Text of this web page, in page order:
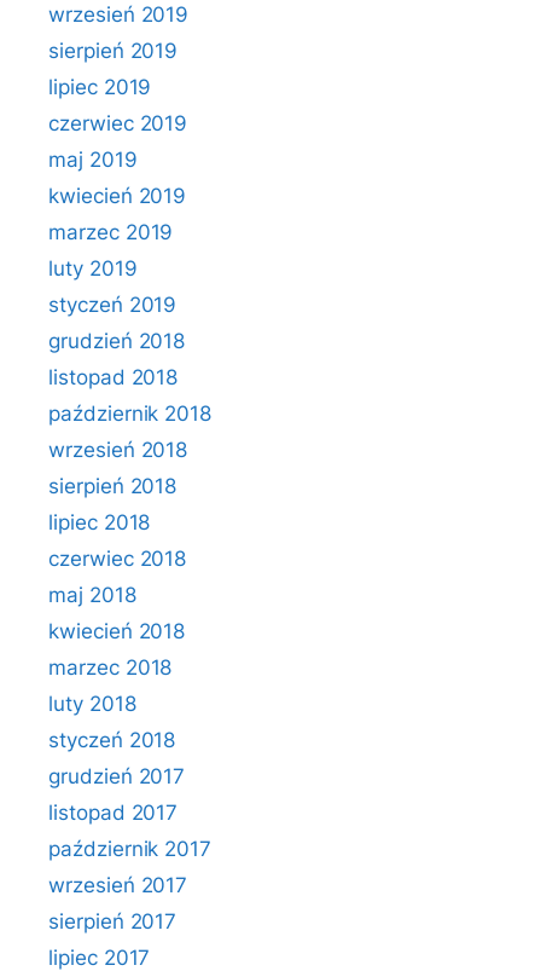
wrzesień 2019
sierpień 2019
lipiec 2019
czerwiec 2019
maj 2019
kwiecień 2019
marzec 2019
luty 2019
styczeń 2019
grudzień 2018
listopad 2018
październik 2018
wrzesień 2018
sierpień 2018
lipiec 2018
czerwiec 2018
maj 2018
kwiecień 2018
marzec 2018
luty 2018
styczeń 2018
grudzień 2017
listopad 2017
październik 2017
wrzesień 2017
sierpień 2017
lipiec 2017